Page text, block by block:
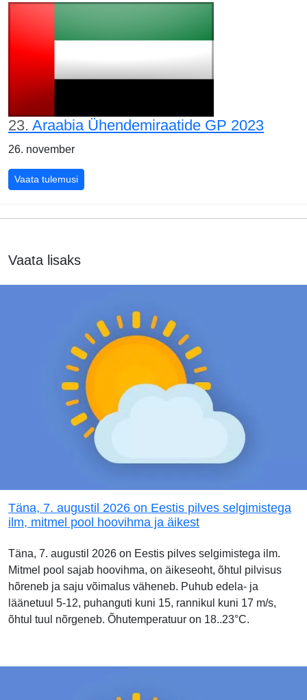
23. Araabia Ühendemiraatide GP 2023
26. november
Vaata tulemusiAraabia Ühendemiraatide GP 2023
Vaata lisaks
Täna, 7. augustil 2026 on Eestis pilves selgimistega
ilm, mitmel pool hoovihma ja äikest
Täna, 7. augustil 2026 on Eestis pilves selgimistega ilm.
Mitmel pool sajab hoovihma, on äikeseoht, õhtul pilvisus
hõreneb ja saju võimalus väheneb. Puhub edela- ja
läänetuul 5-12, puhanguti kuni 15, rannikul kuni 17 m/s,
õhtul tuul nõrgeneb. Õhutemperatuur on 18..23°C.